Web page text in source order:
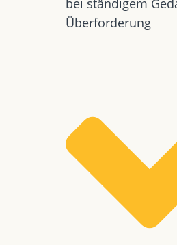
bei ständigem
Überforderung